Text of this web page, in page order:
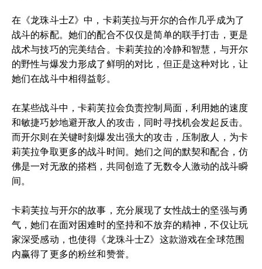
在《龙珠斗士Z》中，卡莉芙拉与开尔的合作几乎成为了
战斗的标配。她们的配合不仅仅是简单的联手打击，更是
战术与技巧的完美结合。卡莉芙拉的冷静和智慧，与开尔
的野性与爆发力形成了鲜明的对比，但正是这种对比，让
她们在战斗中相得益彰。
在某些战斗中，卡莉芙拉会负责控制局面，利用她的速度
和敏捷巧妙地避开敌人的攻击，同时寻找机会发起反击。
而开尔则在关键时刻爆发出强大的攻击，压制敌人，为卡
莉芙拉争取更多的战斗时间。她们之间的默契和配合，仿
佛是一对无敌的搭档，共同创造了无数令人激动的战斗瞬
间。
卡莉芙拉与开尔的故事，充分展现了女性战士的坚强与勇
气，她们在面对困难时的坚持和不放弃的精神，不仅让玩
家深受感动，也使得《龙珠斗士Z》这款游戏在全球范围
内赢得了更多的粉丝和赞誉。